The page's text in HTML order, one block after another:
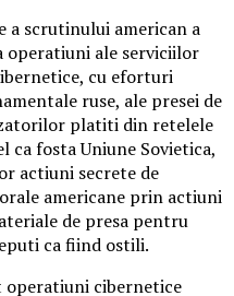
a scrutinului american a
operatiuni ale serviciilor
cu eforturi
ruse, ale presei de
platiti din retelele
ca fosta Uniune Sovietica,
actiuni secrete de
americane prin actiuni
de presa pentru
ca fiind ostili.
operatiuni cibernetice